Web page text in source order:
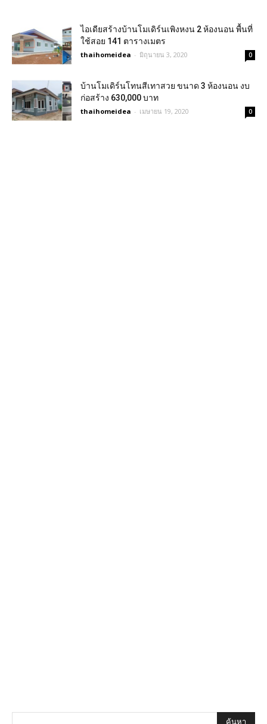
ไอเดียสร้างบ้านโมเดิร์นเพิงหงน 2 ห้องนอน พื้นที่
ใช้สอย 141 ตารางเมตร
thaihomeidea - มิถุนายน 3, 2020 0
บ้านโมเดิร์นโทนสีเทาสวย ขนาด 3 ห้องนอน งบ
ก่อสร้าง 630,000 บาท
thaihomeidea - เมษายน 19, 2020 0